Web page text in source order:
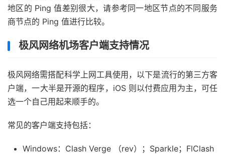
地区的 Ping 值差别很大，请参考同一地区节点的不同服务
商节点的 Ping 值进行比较。
极风网络机场客户端支持情况
极风网络需搭配科学上网工具使用，以下是流行的第三方客
户端，一大半是开源的程序，iOS 则以付费应用为主，可任
选一个自己用起来顺手的。
常见的客户端支持包括：
Windows：Clash Verge （rev）；Sparkle；FlClash